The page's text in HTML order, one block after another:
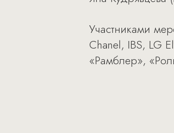
Участниками
Chanel, IBS, LG
«Рамблер»,